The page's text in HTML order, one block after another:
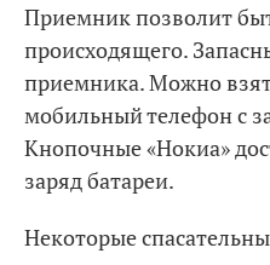
Приемник позволит
происходящего.
приемника. Можно
мобильный телефон с
Кнопочные «Нокиа»
заряд батареи.
Некоторые